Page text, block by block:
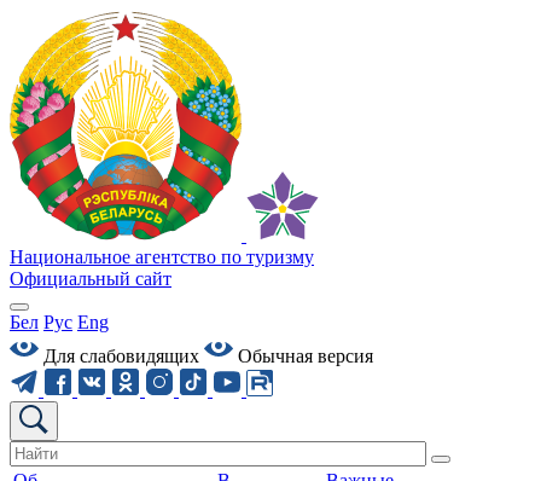
Национальное агентство по туризму
Официальный сайт
Бел Рус Eng
Для слабовидящих
Обычная версия